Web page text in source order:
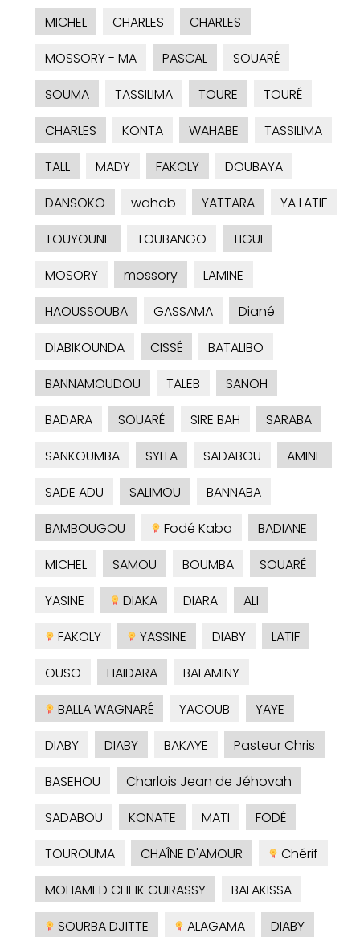
MICHEL
CHARLES
CHARLES
MOSSORY - MA
PASCAL
SOUARÉ
SOUMA
TASSILIMA TOURE
TOURÉ
CHARLES
KONTA WAHABE
TASSILIMA
TALL
MADY FAKOLY
DOUBAYA
DANSOKO
wahab YATTARA
YA LATIF
TOUYOUNE
TOUBANGO
TIGUI
MOSORY
mossory
LAMINE
HAOUSSOUBA
GASSAMA
Diané
DIABIKOUNDA
CISSÉ
BATALIBO
BANNAMOUDOU
TALEB
SANOH
BADARA
SOUARÉ SIRE BAH
SARABA
SANKOUMBA
SYLLA SADABOU
AMINE
SADE ADU
SALIMOU
BANNABA
BAMBOUGOU
Fodé Kaba
BADIANE
MICHEL
SAMOU BOUMBA
SOUARÉ
YASINE
DIAKA DIARA
ALI
FAKOLY
YASSINE DIABY
LATIF
OUSO
HAIDARA
BALAMINY
BALLA WAGNARÉ
YACOUB
YAYE
DIABY
DIABY BAKAYE
Pasteur Chris
BASEHOU
Charlois Jean de Jéhovah
SADABOU
KONATE MATI
FODÉ
TOUROUMA
CHAÎNE D'AMOUR
Chérif
MOHAMED CHEIK GUIRASSY
BALAKISSA
SOURBA DJITTE
ALAGAMA
DIABY